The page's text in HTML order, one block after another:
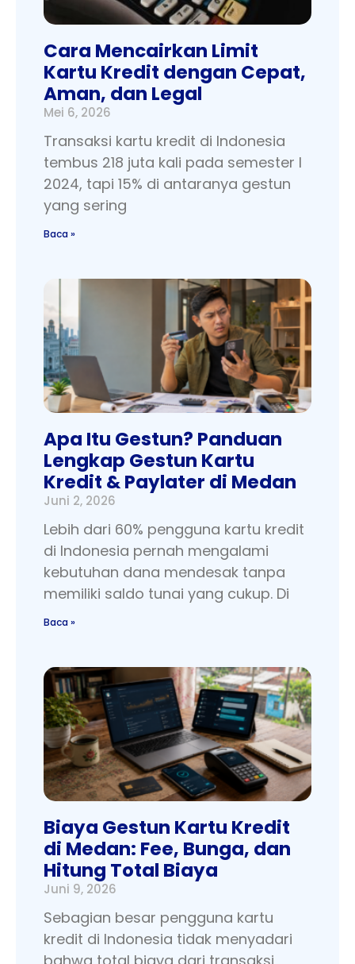
Cara Mencairkan Limit
Kartu Kredit dengan Cepat,
Aman, dan Legal
Mei 6, 2026
Transaksi kartu kredit di Indonesia
tembus 218 juta kali pada semester I
2024, tapi 15% di antaranya gestun
yang sering
Baca »
Apa Itu Gestun? Panduan
Lengkap Gestun Kartu
Kredit & Paylater di Medan
Juni 2, 2026
Lebih dari 60% pengguna kartu kredit
di Indonesia pernah mengalami
kebutuhan dana mendesak tanpa
memiliki saldo tunai yang cukup. Di
Baca »
Biaya Gestun Kartu Kredit
di Medan: Fee, Bunga, dan
Hitung Total Biaya
Juni 9, 2026
Sebagian besar pengguna kartu
kredit di Indonesia tidak menyadari